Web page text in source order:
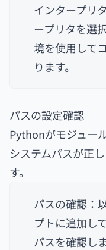
インタープリ
ープリタを選
境を使用して
ります。
パスの設定確認
Pythonがモジュー
システムパスが正
す。
パスの確認：
プトに追加し
パスを確認しま